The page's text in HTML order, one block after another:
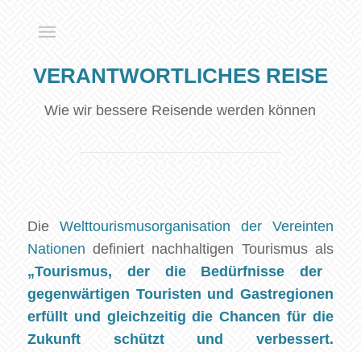
VERANTWORTLICHES REISE
Wie wir bessere Reisende werden können
Die Welttourismusorganisation der Vereinten
Nationen definiert nachhaltigen Tourismus als
„Tourismus, der die Bedürfnisse der
gegenwärtigen Touristen und Gastregionen
erfüllt und gleichzeitig die Chancen für die
Zukunft schützt und verbessert.